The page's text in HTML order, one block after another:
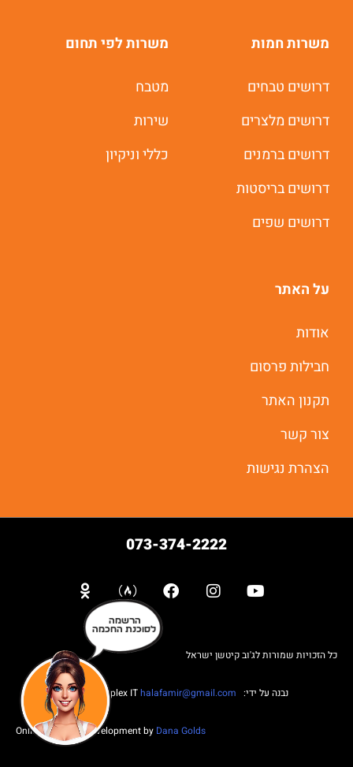
משרות חמות
דרושים טבחים
דרושים מלצרים
דרושים ברמנים
דרושים בריסטות
דרושים שפים
משרות לפי תחום
מטבח
שירות
כללי וניקיון
על האתר
אודות
חבילות פרסום
תקנון האתר
צור קשר
הצהרת נגישות
073-374-2222
כל הזכויות שמורות לג'וב קיטשן ישראל
נבנה על ידי: Web complex IT halafamir@gmail.com
Online Business Development by Dana Golds
הרשמה
לסוכנת החכמה